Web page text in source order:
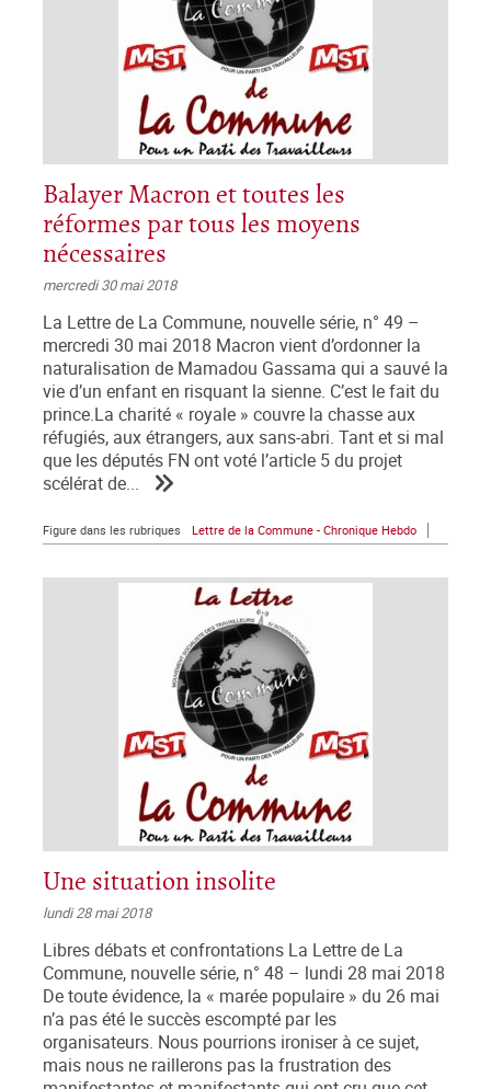
Balayer Macron et toutes les
réformes par tous les moyens
nécessaires
mercredi 30 mai 2018
La Lettre de La Commune, nouvelle série, n° 49 –
mercredi 30 mai 2018 Macron vient d’ordonner la
naturalisation de Mamadou Gassama qui a sauvé la
vie d’un enfant en risquant la sienne. C’est le fait du
prince.La charité « royale » couvre la chasse aux
réfugiés, aux étrangers, aux sans-abri. Tant et si mal
que les députés FN ont voté l’article 5 du projet
scélérat de...
Figure dans les rubriques Lettre de la Commune - Chronique Hebdo
Une situation insolite
lundi 28 mai 2018
Libres débats et confrontations La Lettre de La
Commune, nouvelle série, n° 48 – lundi 28 mai 2018
De toute évidence, la « marée populaire » du 26 mai
n’a pas été le succès escompté par les
organisateurs. Nous pourrions ironiser à ce sujet,
mais nous ne raillerons pas la frustration des